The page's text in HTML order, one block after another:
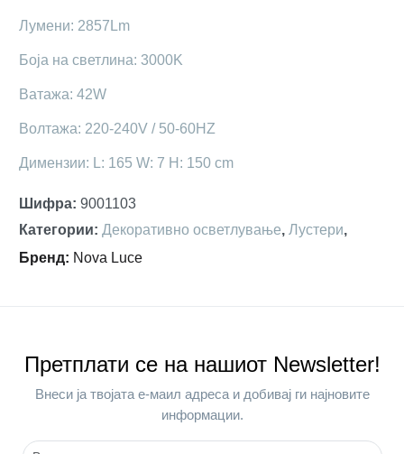
Лумени: 2857Lm
Боја на светлина: 3000K
Ватажа: 42W
Волтажа: 220-240V / 50-60HZ
Димензии: L: 165 W: 7 H: 150 cm
Шифра: 9001103
Категории: Декоративно осветлување, Лустери,
Бренд: Nova Luce
Претплати се на нашиот Newsletter!
Внеси ја твојата е-маил адреса и добивај ги најновите
информации.